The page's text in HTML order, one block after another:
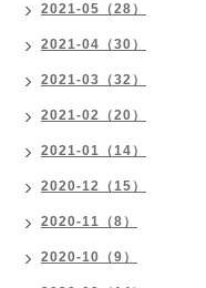
2021-05（28）
2021-04（30）
2021-03（32）
2021-02（20）
2021-01（14）
2020-12（15）
2020-11（8）
2020-10（9）